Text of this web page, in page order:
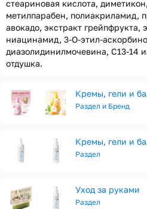
стеариновая кислота,
метилпарабен, полиакриламид,
авокадо, экстракт грейпфрукта,
ниацинамид, 3-O-этил-
диазолидинилмочевина, С13-14
отдушка.
Кремы, гели и
Раздел и Бренд
Кремы, гели и
Раздел
Уход за руками
Раздел